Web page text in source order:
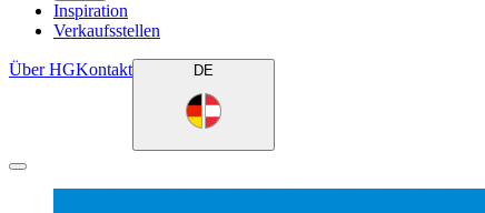
Inspiration
Verkaufsstellen
Über HGKontakt DE